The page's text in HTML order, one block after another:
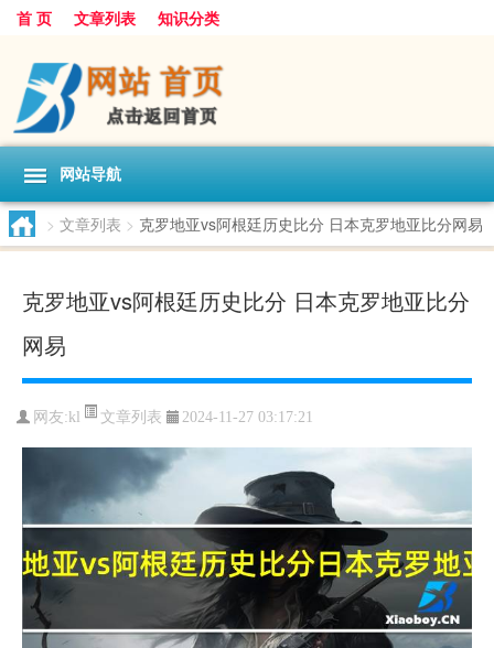
首 页 文章列表 知识分类
网站导航
> 文章列表 > 克罗地亚vs阿根廷历史比分 日本克罗地亚比分网易
克罗地亚vs阿根廷历史比分 日本克罗地亚比分
网易
网友:kl 文章列表 2024-11-27 03:17:21